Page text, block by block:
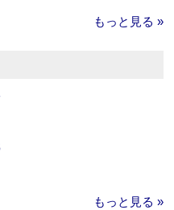
もっと見る »
もっと見る »